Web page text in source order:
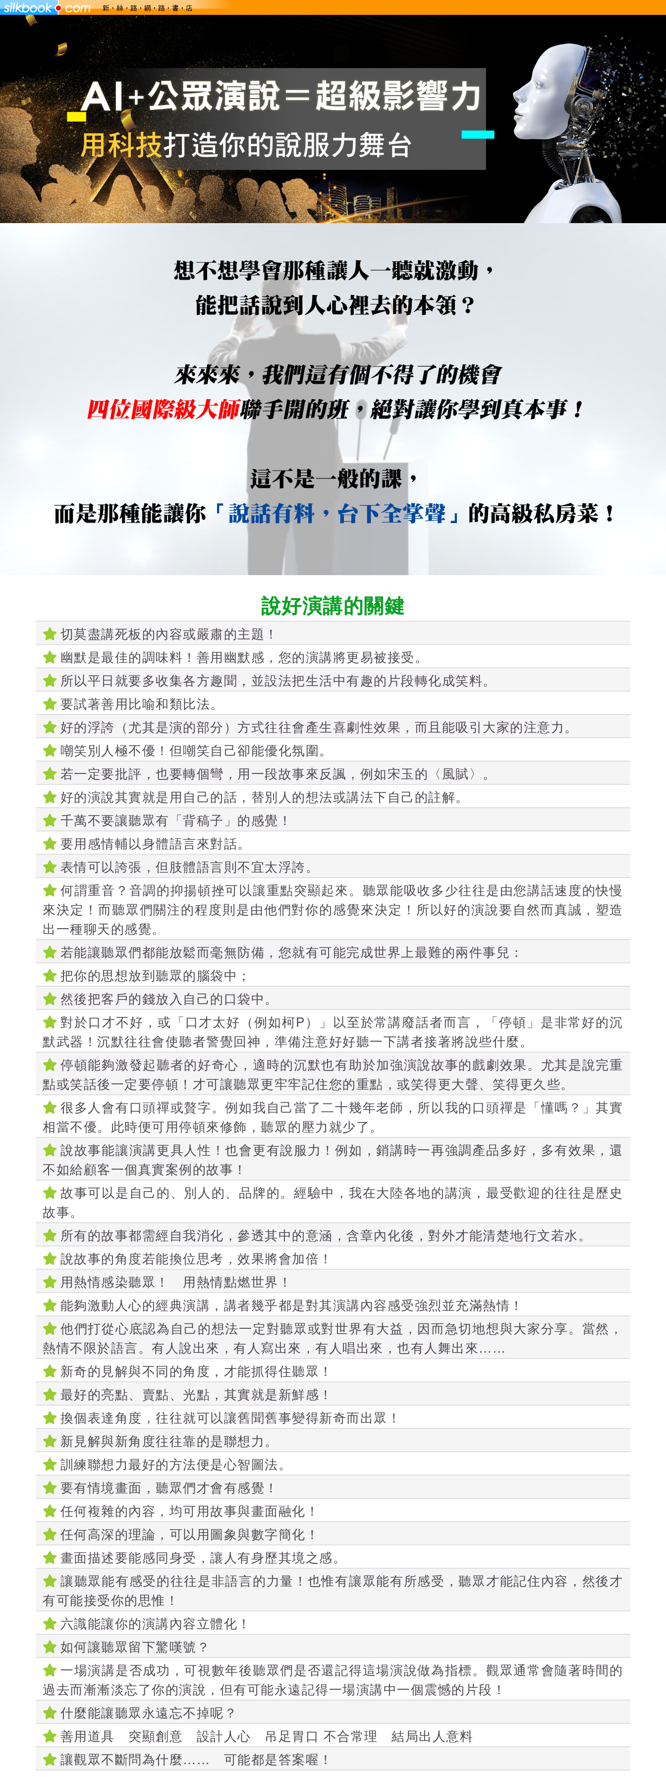
說好演講的關鍵
切莫盡講死板的內容或嚴肅的主題！
幽默是最佳的調味料！善用幽默感，您的演講將更易被接受。
所以平日就要多收集各方趣聞，並設法把生活中有趣的片段轉化成笑料。
要試著善用比喻和類比法。
好的浮誇（尤其是演的部分）方式往往會產生喜劇性效果，而且能吸引大家的注意力。
嘲笑別人極不優！但嘲笑自己卻能優化氛圍。
若一定要批評，也要轉個彎，用一段故事來反諷，例如宋玉的〈風賦〉。
好的演說其實就是用自己的話，替別人的想法或講法下自己的註解。
千萬不要讓聽眾有「背稿子」的感覺！
要用感情輔以身體語言來對話。
表情可以誇張，但肢體語言則不宜太浮誇。
何謂重音？音調的抑揚頓挫可以讓重點突顯起來。聽眾能吸收多少往往是由您講話速度的快慢
來決定！而聽眾們關注的程度則是由他們對你的感覺來決定！所以好的演說要自然而真誠，塑造
出一種聊天的感覺。
若能讓聽眾們都能放鬆而毫無防備，您就有可能完成世界上最難的兩件事兒：
把你的思想放到聽眾的腦袋中；
然後把客戶的錢放入自己的口袋中。
對於口才不好，或「口才太好（例如柯P）」以至於常講廢話者而言，「停頓」是非常好的沉
默武器！沉默往往會使聽者警覺回神，準備注意好好聽一下講者接著將說些什麼。
停頓能夠激發起聽者的好奇心，適時的沉默也有助於加強演說故事的戲劇效果。尤其是說完重
點或笑話後一定要停頓！才可讓聽眾更牢牢記住您的重點，或笑得更大聲、笑得更久些。
很多人會有口頭禪或贅字。例如我自己當了二十幾年老師，所以我的口頭禪是「懂嗎？」其實
相當不優。此時便可用停頓來修飾，聽眾的壓力就少了。
說故事能讓演講更具人性！也會更有說服力！例如，銷講時一再強調產品多好，多有效果，還
不如給顧客一個真實案例的故事！
故事可以是自己的、別人的、品牌的。經驗中，我在大陸各地的講演，最受歡迎的往往是歷史
故事。
所有的故事都需經自我消化，參透其中的意涵，含章內化後，對外才能清楚地行文若水。
說故事的角度若能換位思考，效果將會加倍！
用熱情感染聽眾！ 用熱情點燃世界！
能夠激動人心的經典演講，講者幾乎都是對其演講內容感受強烈並充滿熱情！
他們打從心底認為自己的想法一定對聽眾或對世界有大益，因而急切地想與大家分享。當然，
熱情不限於語言。有人說出來，有人寫出來，有人唱出來，也有人舞出來……
新奇的見解與不同的角度，才能抓得住聽眾！
最好的亮點、賣點、光點，其實就是新鮮感！
換個表達角度，往往就可以讓舊聞舊事變得新奇而出眾！
新見解與新角度往往靠的是聯想力。
訓練聯想力最好的方法便是心智圖法。
要有情境畫面，聽眾們才會有感覺！
任何複雜的內容，均可用故事與畫面融化！
任何高深的理論，可以用圖象與數字簡化！
畫面描述要能感同身受，讓人有身歷其境之感。
讓聽眾能有感受的往往是非語言的力量！也惟有讓眾能有所感受，聽眾才能記住內容，然後才
有可能接受你的思惟！
六識能讓你的演講內容立體化！
如何讓聽眾留下驚嘆號？
一場演講是否成功，可視數年後聽眾們是否還記得這場演說做為指標。觀眾通常會隨著時間的
過去而漸漸淡忘了你的演說，但有可能永遠記得一場演講中一個震憾的片段！
什麼能讓聽眾永遠忘不掉呢？
善用道具 突顯創意 設計人心 吊足胃口 不合常理 結局出人意料
讓觀眾不斷問為什麼…… 可能都是答案喔！